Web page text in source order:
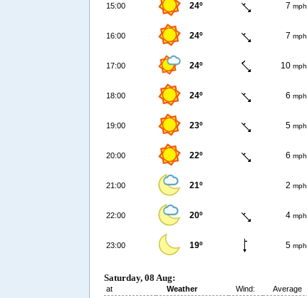
15:00 24º 7 mph
16:00 24º 7 mph
17:00 24º 10 mph
18:00 24º 6 mph
19:00 23º 5 mph
20:00 22º 6 mph
21:00 21º 2 mph
22:00 20º 4 mph
23:00 19º 5 mph
Saturday, 08 Aug:
at Weather Wind: Average